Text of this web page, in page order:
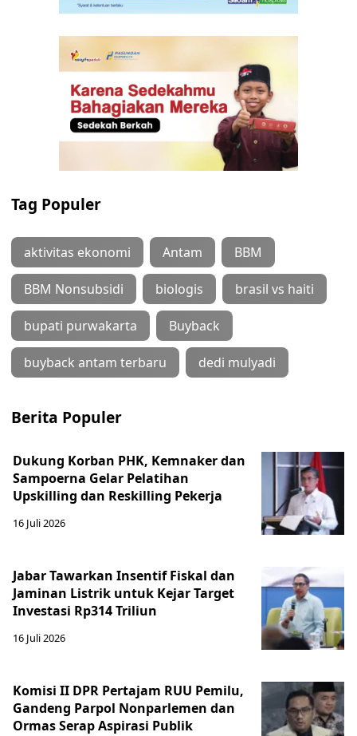
Tag Populer
aktivitas ekonomi Antam BBM
BBM Nonsubsidi biologis brasil vs haiti
bupati purwakarta Buyback
buyback antam terbaru dedi mulyadi
Berita Populer
Dukung Korban PHK, Kemnaker dan
Sampoerna Gelar Pelatihan
Upskilling dan Reskilling Pekerja
16 Juli 2026
Jabar Tawarkan Insentif Fiskal dan
Jaminan Listrik untuk Kejar Target
Investasi Rp314 Triliun
16 Juli 2026
Komisi II DPR Pertajam RUU Pemilu,
Gandeng Parpol Nonparlemen dan
Ormas Serap Aspirasi Publik